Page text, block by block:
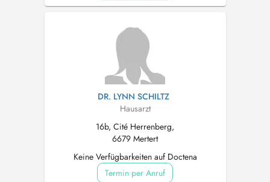
DR. LYNN SCHILTZ
Hausarzt
16b, Cité Herrenberg,
6679 Mertert
Keine Verfügbarkeiten auf Doctena
Termin per Anruf